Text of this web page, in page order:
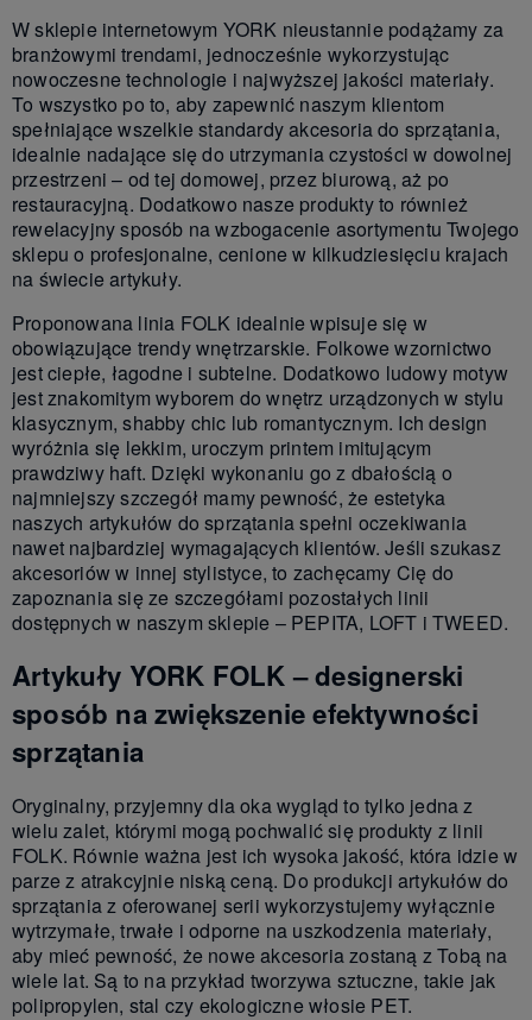
W sklepie internetowym YORK nieustannie podążamy za
branżowymi trendami, jednocześnie wykorzystując
nowoczesne technologie i najwyższej jakości materiały.
To wszystko po to, aby zapewnić naszym klientom
spełniające wszelkie standardy akcesoria do sprzątania,
idealnie nadające się do utrzymania czystości w dowolnej
przestrzeni – od tej domowej, przez biurową, aż po
restauracyjną. Dodatkowo nasze produkty to również
rewelacyjny sposób na wzbogacenie asortymentu Twojego
sklepu o profesjonalne, cenione w kilkudziesięciu krajach
na świecie artykuły.
Proponowana linia FOLK idealnie wpisuje się w
obowiązujące trendy wnętrzarskie. Folkowe wzornictwo
jest ciepłe, łagodne i subtelne. Dodatkowo ludowy motyw
jest znakomitym wyborem do wnętrz urządzonych w stylu
klasycznym, shabby chic lub romantycznym. Ich design
wyróżnia się lekkim, uroczym printem imitującym
prawdziwy haft. Dzięki wykonaniu go z dbałością o
najmniejszy szczegół mamy pewność, że estetyka
naszych artykułów do sprzątania spełni oczekiwania
nawet najbardziej wymagających klientów. Jeśli szukasz
akcesoriów w innej stylistyce, to zachęcamy Cię do
zapoznania się ze szczegółami pozostałych linii
dostępnych w naszym sklepie – PEPITA, LOFT i TWEED.
Artykuły YORK FOLK – designerski
sposób na zwiększenie efektywności
sprzątania
Oryginalny, przyjemny dla oka wygląd to tylko jedna z
wielu zalet, którymi mogą pochwalić się produkty z linii
FOLK. Równie ważna jest ich wysoka jakość, która idzie w
parze z atrakcyjnie niską ceną. Do produkcji artykułów do
sprzątania z oferowanej serii wykorzystujemy wyłącznie
wytrzymałe, trwałe i odporne na uszkodzenia materiały,
aby mieć pewność, że nowe akcesoria zostaną z Tobą na
wiele lat. Są to na przykład tworzywa sztuczne, takie jak
polipropylen, stal czy ekologiczne włosie PET.